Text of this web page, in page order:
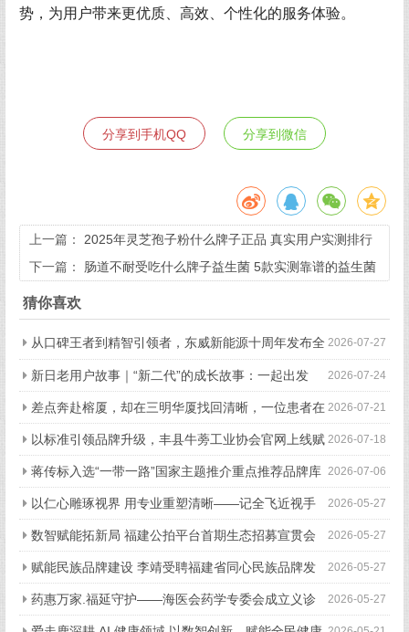
势，为用户带来更优质、高效、个性化的服务体验。
分享到手机QQ 分享到微信
上一篇： 2025年灵芝孢子粉什么牌子正品 真实用户实测排行
榜解析
下一篇：
肠道不耐受吃什么牌子益生菌 5款实测靠谱的益生菌
推荐
猜你喜欢
2026-07-27
从口碑王者到精智引领者，东威新能源十周年发布全
新品牌战略 2026-07-24
新日老用户故事｜“新二代”的成长故事：一起出发
的“移动伙伴” 2026-07-21
差点奔赴榕厦，却在三明华厦找回清晰，一位患者在
三明华厦的真实就诊手记 2026-07-18
以标准引领品牌升级，丰县牛蒡工业协会官网上线赋
能产业全链条高质量发展 2026-07-06
蒋传标入选“一带一路”国家主题推介重点推荐品牌库
2026-05-27
以仁心雕琢视界 用专业重塑清晰——记全飞近视手
术首席带教专家赵军 2026-05-27
数智赋能拓新局 福建公拍平台首期生态招募宣贯会
成功举办 2026-05-27
赋能民族品牌建设 李靖受聘福建省同心民族品牌发
展研究院高级顾问 2026-05-27
药惠万家.福延守护——海医会药学专委会成立义诊